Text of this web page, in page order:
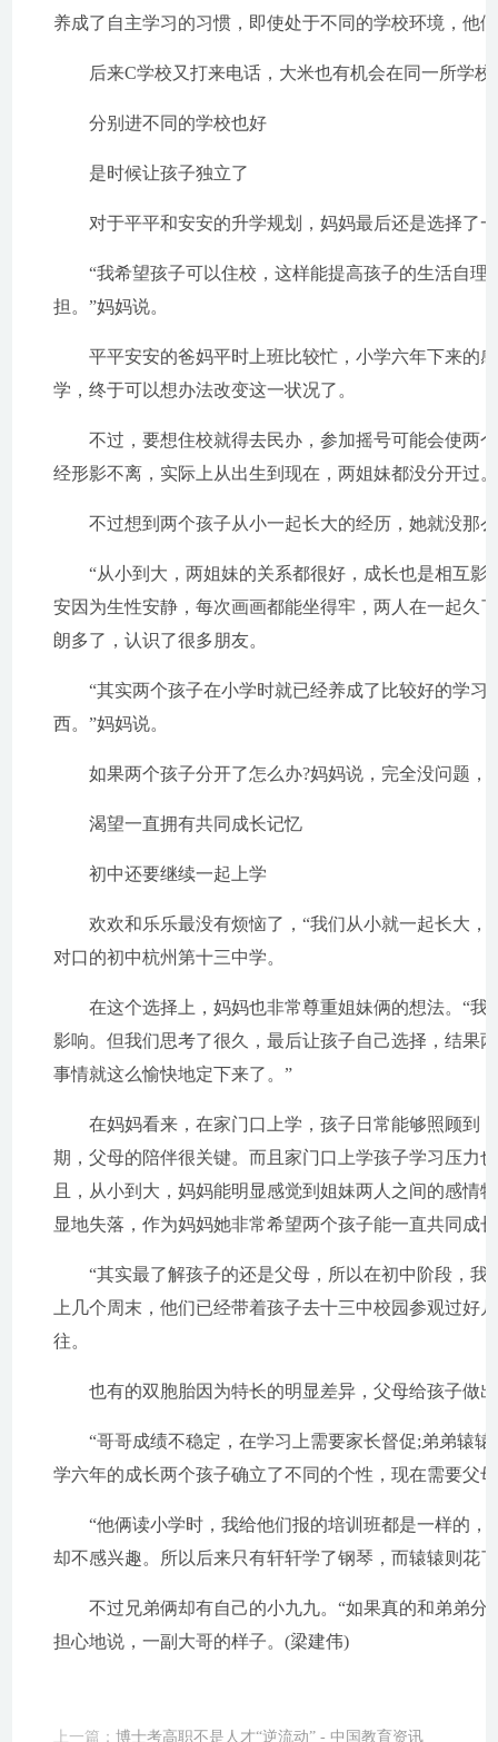
养成了自主学习的习惯，即使处于不同的学校环境，他
后来C学校又打来电话，大米也有机会在同一所学校
分别进不同的学校也好
是时候让孩子独立了
对于平平和安安的升学规划，妈妈最后还是选择了一
“我希望孩子可以住校，这样能提高孩子的生活自理
担。”妈妈说。
平平安安的爸妈平时上班比较忙，小学六年下来的感
学，终于可以想办法改变这一状况了。
不过，要想住校就得去民办，参加摇号可能会使两个
经形影不离，实际上从出生到现在，两姐妹都没分开过。
不过想到两个孩子从小一起长大的经历，她就没那
“从小到大，两姐妹的关系都很好，成长也是相互影
安因为生性安静，每次画画都能坐得牢，两人在一起久
朗多了，认识了很多朋友。
“其实两个孩子在小学时就已经养成了比较好的学习
西。”妈妈说。
如果两个孩子分开了怎么办?妈妈说，完全没问题，
渴望一直拥有共同成长记忆
初中还要继续一起上学
欢欢和乐乐最没有烦恼了，“我们从小就一起长大，
对口的初中杭州第十三中学。
在这个选择上，妈妈也非常尊重姐妹俩的想法。“我
影响。但我们思考了很久，最后让孩子自己选择，结果
事情就这么愉快地定下来了。”
在妈妈看来，在家门口上学，孩子日常能够照顾到，
期，父母的陪伴很关键。而且家门口上学孩子学习压力
且，从小到大，妈妈能明显感觉到姐妹两人之间的感情
显地失落，作为妈妈她非常希望两个孩子能一直共同成
“其实最了解孩子的还是父母，所以在初中阶段，我
上几个周末，他们已经带着孩子去十三中校园参观过
往。
也有的双胞胎因为特长的明显差异，父母给孩子做出
“哥哥成绩不稳定，在学习上需要家长督促;弟弟辕辕
学六年的成长两个孩子确立了不同的个性，现在需要父
“他俩读小学时，我给他们报的培训班都是一样的，
却不感兴趣。所以后来只有轩轩学了钢琴，而辕辕则花
不过兄弟俩却有自己的小九九。“如果真的和弟弟分
担心地说，一副大哥的样子。(梁建伟)
上一篇：博士考高职不是人才“逆流动” - 中国教育资讯